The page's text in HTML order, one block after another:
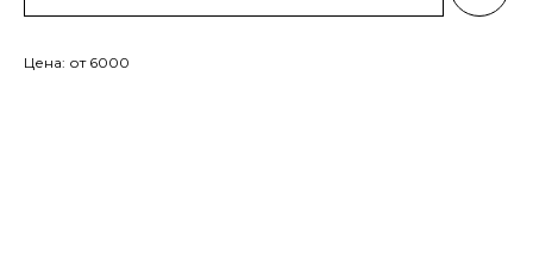
Цена: от 6000